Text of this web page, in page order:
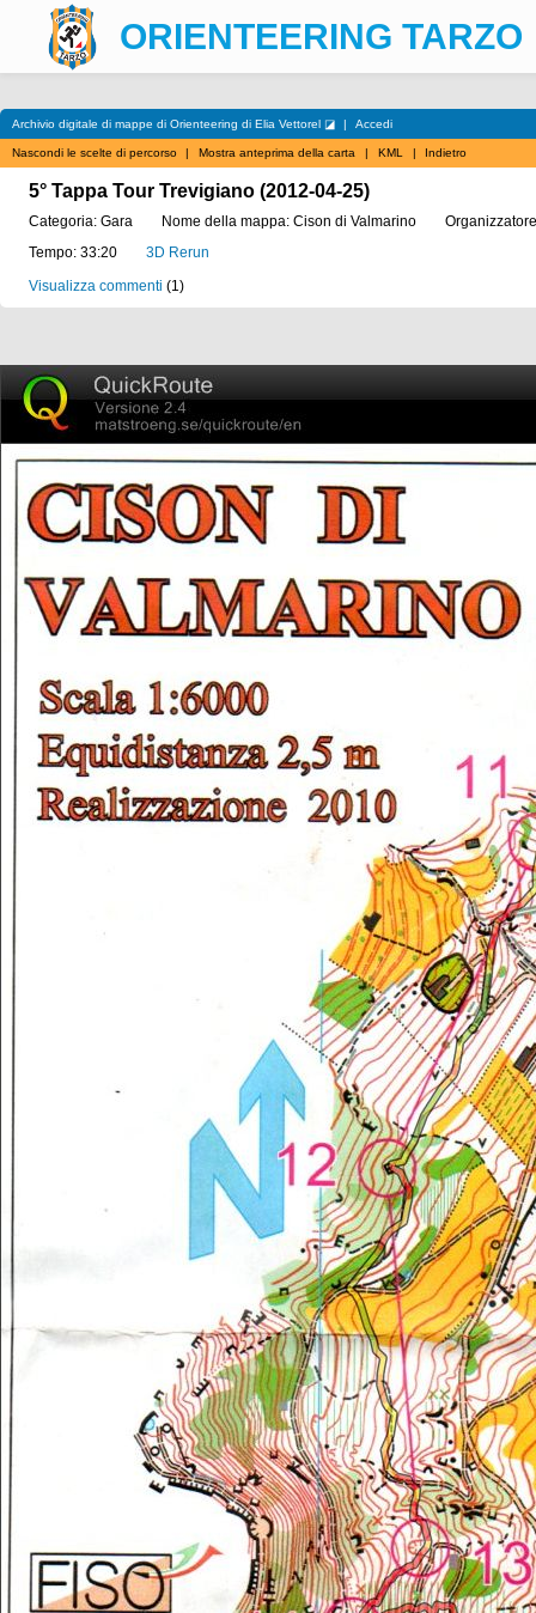
ORIENTEERING TARZO
Archivio digitale di mappe di Orienteering di Elia Vettorel ◪ | Accedi
Nascondi le scelte di percorso Mostra anteprima della carta KML Indietro
5° Tappa Tour Trevigiano (2012-04-25)
Categoria: Gara Nome della mappa: Cison di Valmarino
Tempo: 33:20
3D Rerun
Visualizza commenti (1)